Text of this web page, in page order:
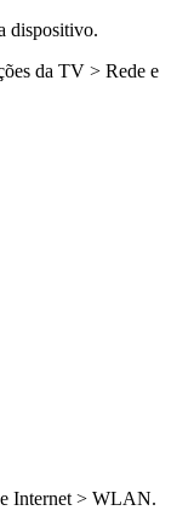
dispositivo.
da TV > Rede e
Internet > WLAN.